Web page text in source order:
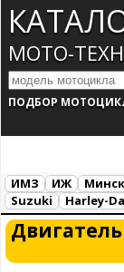
МОТО-
ПОДБОР
ИМЗ ИЖ Минск
Suzuki
Harley-
Все марки